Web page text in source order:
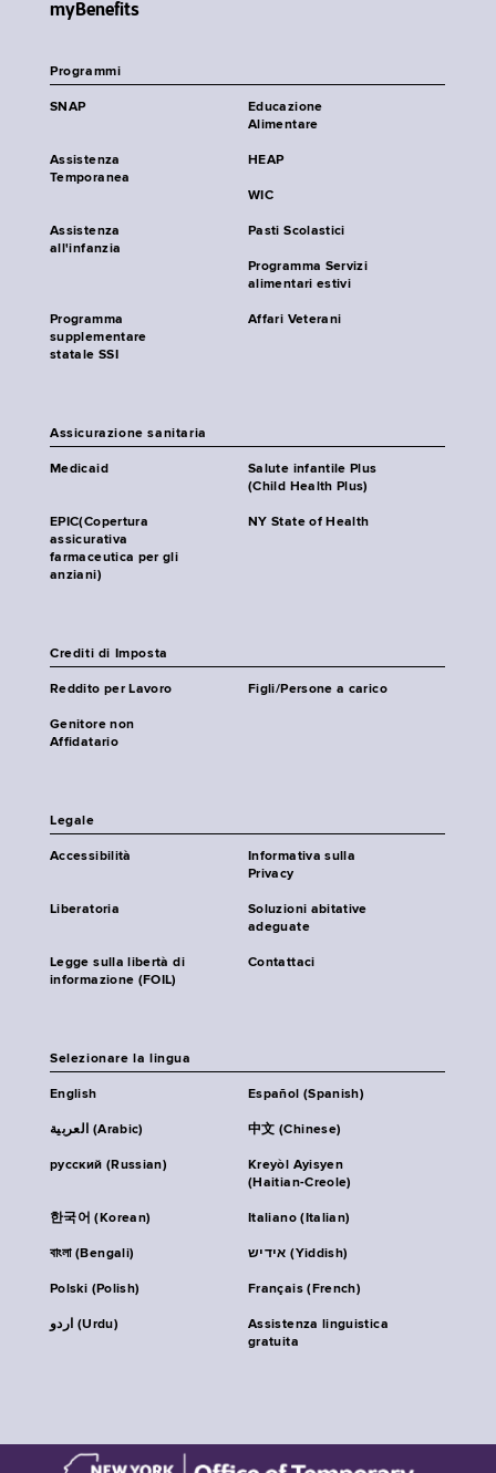
myBenefits
Programmi
SNAP
Educazione
Alimentare
Assistenza
Temporanea
HEAP
WIC
Assistenza
all'infanzia
Pasti Scolastici
Programma Servizi
alimentari estivi
Programma
supplementare
statale SSI
Affari Veterani
Assicurazione sanitaria
Medicaid
Salute infantile Plus
(Child Health Plus)
EPIC(Copertura
assicurativa
farmaceutica per gli
anziani)
NY State of Health
Crediti di Imposta
Reddito per Lavoro Figli/Persone a carico
Genitore non
Affidatario
Legale
Accessibilità
Informativa sulla
Privacy
Liberatoria
Soluzioni abitative
adeguate
Legge sulla libertà di
informazione (FOIL)
Contattaci
Selezionare la lingua
English Español (Spanish)
العربية (Arabic) 中文 (Chinese)
русский (Russian)
Kreyòl Ayisyen
(Haitian-Creole)
한국어 (Korean) Italiano (Italian)
বাংলা (Bengali) אידיש (Yiddish)
Polski (Polish) Français (French)
اردو (Urdu)
Assistenza linguistica
gratuita